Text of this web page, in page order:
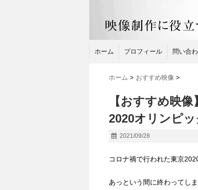
ホーム プロフィール 問い合
ホーム > おすすめ映像 >
【おすすめ映
2020オリンピッ
2021/09/28
コロナ禍で行われた東京
あっという間に終わってし